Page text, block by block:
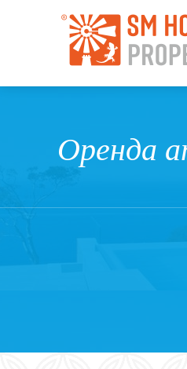
Оренда